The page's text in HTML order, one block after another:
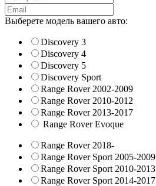
Выберете модель вашего авто:
Discovery 3
Discovery 4
Discovery 5
Discovery Sport
Range Rover 2002-2009
Range Rover 2010-2012
Range Rover 2013-2017
Range Rover Evoque
Range Rover 2018-
Range Rover Sport 2005-2009
Range Rover Sport 2010-2013
Range Rover Sport 2014-2017